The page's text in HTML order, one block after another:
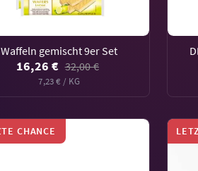
Waffeln gemischt 9er Set
16,26 € 32,00 €
7,23 € / KG
CHANCE